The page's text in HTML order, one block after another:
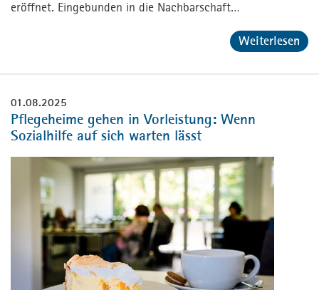
eröffnet. Eingebunden in die Nachbarschaft…
Weiterlesen
01.08.2025
Pflegeheime gehen in Vorleistung: Wenn
Sozialhilfe auf sich warten lässt